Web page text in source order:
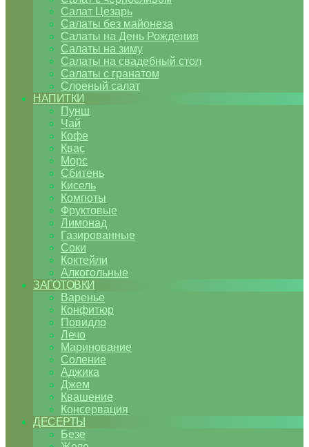
Салат Цезарь
Салаты без майонеза
Салаты на День Рождения
Салаты на зиму
Салаты на свадебный стол
Салаты с гранатом
Слоеный салат
НАПИТКИ
Пунш
Чай
Кофе
Квас
Морс
Сбитень
Кисель
Компоты
Фруктовые
Лимонад
Газированные
Соки
Коктейли
Алкогольные
ЗАГОТОВКИ
Варенье
Конфитюр
Повидло
Лечо
Маринование
Соление
Аджика
Джем
Квашение
Консервация
ДЕСЕРТЫ
Безе